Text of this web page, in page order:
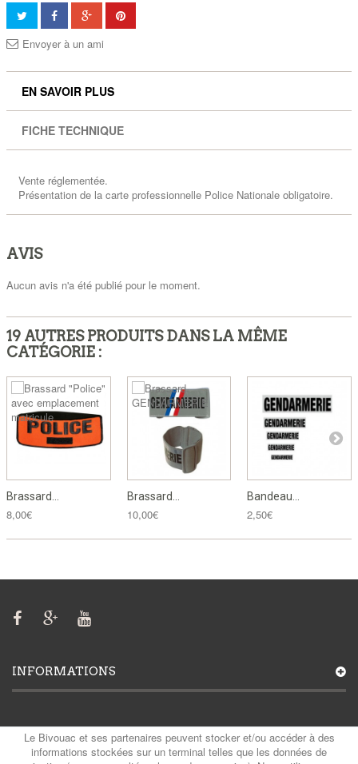
Envoyer à un ami
EN SAVOIR PLUS
FICHE TECHNIQUE
Vente réglementée.
Présentation de la carte professionnelle Police Nationale obligatoire.
AVIS
Aucun avis n'a été publié pour le moment.
19 AUTRES PRODUITS DANS LA MÊME
CATÉGORIE :
Brassard...
8,00€
Brassard...
10,00€
Bandeau...
2,50€
INFORMATIONS
MON COMPTE
Le Bivouac et ses partenaires peuvent stocker et/ou accéder à des
informations stockées sur un terminal telles que les données de